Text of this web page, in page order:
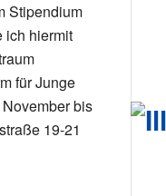
Stipendium
ich hiermit
für Junge
bis
19-21